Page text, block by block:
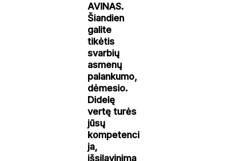
AVINAS.
Šiandien
galite
tikėtis
svarbių
asmenų
palankumo,
dėmesio.
Didelę
vertę turės
jūsų
kompetenci
ja,
išsilavinima